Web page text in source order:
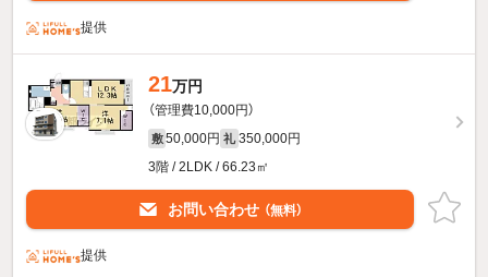
提供
21万円
（管理費10,000円）
敷 50,000円 礼 350,000円
3階 / 2LDK / 66.23㎡
お問い合わせ （無料）
提供